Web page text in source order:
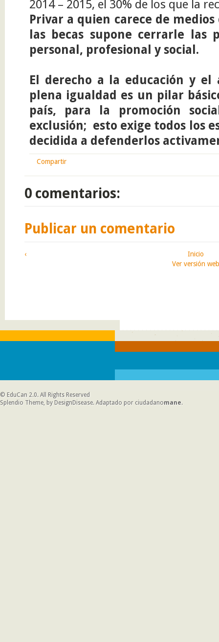
2014 – 2015, el 30% de los que la
Privar a quien carece de
las becas supone cerrarle las
personal, profesional y social.
El derecho a la educación y el
plena igualdad es un pilar
país, para la promoción
exclusión; esto exige todos los
decidida a defenderlos
Compartir
0 comentarios:
Publicar un comentario
‹
Inicio
Ver versión web
© EduCan 2.0. All Rights Reserved
Splendio Theme, by DesignDisease. Adaptado por ciudadanomane.